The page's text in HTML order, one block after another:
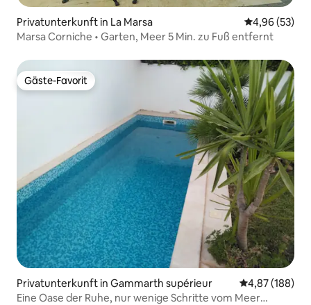
Privatunterkunft in La Marsa
4,96 (53)
Marsa Corniche • Garten, Meer 5 Min. zu Fuß entfernt
Gäste-Favorit
Gäste-Favorit
Privatunterkunft in Gammarth supérieur
4,87 (188)
Eine Oase der Ruhe, nur wenige Schritte vom Meer